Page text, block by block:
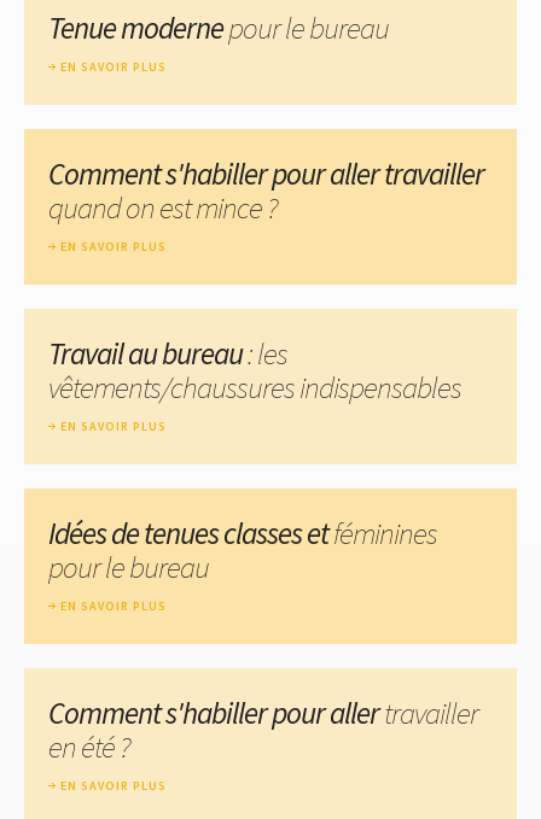
Tenue modernepour le bureau
EN SAVOIR PLUS
Comment s'habiller pour aller travailler
quand on est mince ?
EN SAVOIR PLUS
Travail au bureau: les
vêtements/chaussures indispensables
EN SAVOIR PLUS
Idées de tenues classes etféminines
pour le bureau
EN SAVOIR PLUS
Comment s'habiller pour allertravailler
en été ?
EN SAVOIR PLUS